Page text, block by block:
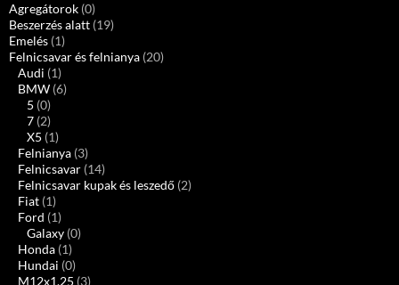
Agregátorok (0)
Beszerzés alatt (19)
Emelés (1)
Felnicsavar és felnianya (20)
Audi (1)
BMW (6)
5 (0)
7 (2)
X5 (1)
Felnianya (3)
Felnicsavar (14)
Felnicsavar kupak és leszedő (2)
Fiat (1)
Ford (1)
Galaxy (0)
Honda (1)
Hundai (0)
M12x1.25 (3)